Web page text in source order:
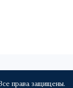
права защищены.